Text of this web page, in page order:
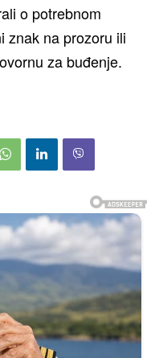
o potrebnom
znak na prozoru ili
za buđenje.